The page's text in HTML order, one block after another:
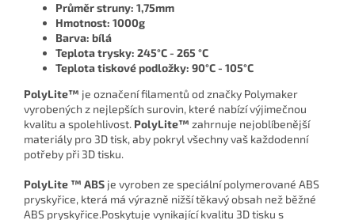
Průměr struny: 1,75mm
Hmotnost: 1000g
Barva: bílá
Teplota trysky: 245°C - 265 °C
Teplota tiskové podložky: 90°C - 105°C
PolyLite™ je označení filamentů od značky Polymaker
vyrobených z nejlepších surovin, které nabízí výjimečnou
kvalitu a spolehlivost. PolyLite™ zahrnuje nejoblíbenější
materiály pro 3D tisk, aby pokryl všechny vaš každodenní
potřeby při 3D tisku.
PolyLite ™ ABS je vyroben ze speciální polymerované ABS
pryskyřice, která má výrazně nižší těkavý obsah než běžné
ABS pryskyřice.Poskytuje vynikající kvalitu 3D tisku s